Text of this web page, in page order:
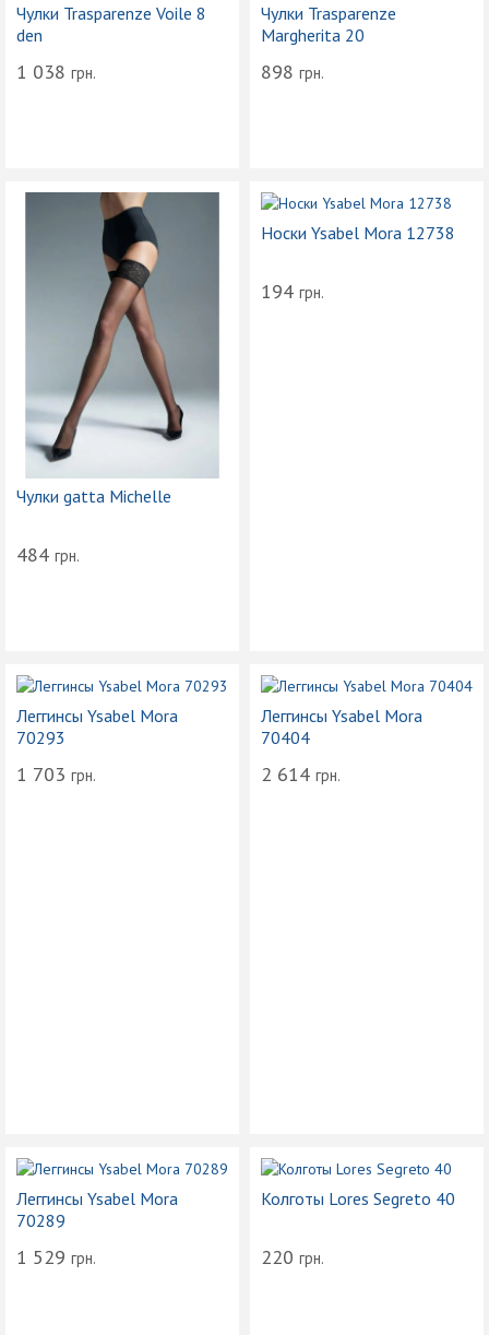
Чулки Trasparenze Voile 8
den
1 038 грн.
Чулки Trasparenze
Margherita 20
898 грн.
Чулки gatta Michelle
484 грн.
Носки Ysabel Mora 12738
194 грн.
Леггинсы Ysabel Mora
70293
1 703 грн.
Леггинсы Ysabel Mora
70404
2 614 грн.
Леггинсы Ysabel Mora
70289
1 529 грн.
Колготы Lores Segreto 40
220 грн.